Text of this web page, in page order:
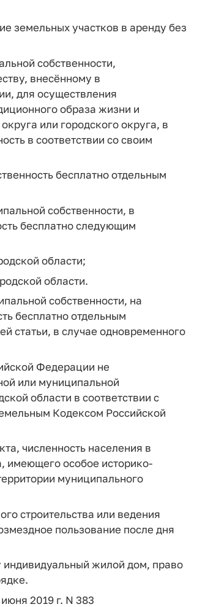
земельных участков в аренду без
собственности,
внесённому в
для осуществления
образа жизни и
или городского округа, в
в соответствии со своим
бесплатно отдельным
собственности, в
бесплатно следующим
области;
области.
собственности, на
бесплатно отдельным
статьи, в случае одновременного
Федерации не
или муниципальной
области в соответствии с
Кодексом Российской
численность населения в
имеющего особое историко-
муниципального
строительства или ведения
пользование после дня
жилой дом, право
2019 г. N 383